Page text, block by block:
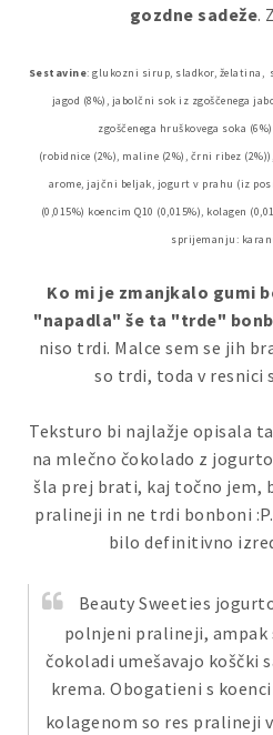
gozdne sadeže.
Sestavine: glukozni sirup, sladkor, želatina,
jagod (8%), jabolčni sok iz zgoščenega
zgoščenega hruškovega soka
(robidnice (2%), maline (2%), črni ribez
arome, jajčni beljak, jogurt v prahu (iz
(0,015%) koencim Q10 (0,015%), kolagen
sprijemanju:
Ko mi je zmanjkalo gumi
"napadla" še ta "trde"
niso trdi. Malce sem se jih
so trdi, toda v resnici
Teksturo bi najlažje opisala
na mlečno čokolado z
šla prej brati, kaj točno jem,
pralineji in ne trdi bonboni
bilo definitivno
Beauty Sweeties
polnjeni pralineji, ampak
čokoladi umešavajo koščki
krema. Obogatieni s
kolagenom so res pralineji